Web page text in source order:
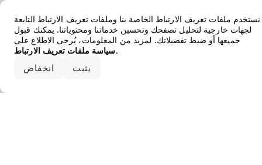
نستخدم ملفات تعريف الارتباط الخاصة بنا وملفات تعريف الارتباط التابعة
لجهات خارجية لتحليل تصفحك وتحسين خدماتنا ومحتوياتنا. يمكنك قبول
جميعها أو ضبط تفضيلاتك. لمزيد من المعلومات، يُرجى الاطلاع على
سياسة ملفات تعريف الارتباط.
انخفاض يثبت
Error loading the brand